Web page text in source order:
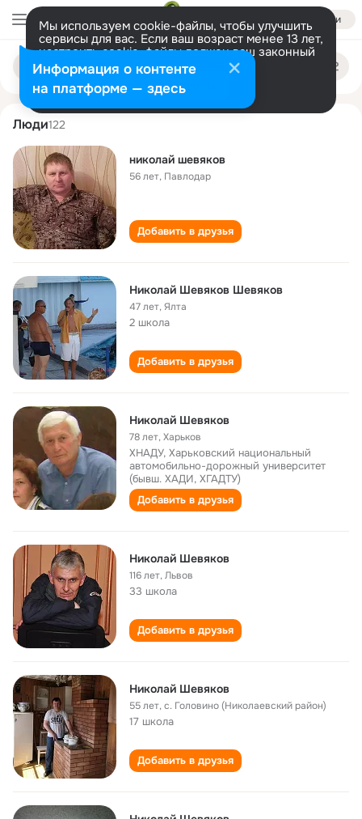
Войти
Мы используем cookie-файлы, чтобы улучшить
сервисы для вас. Если ваш возраст менее 13 лет,
настроить cookie-файлы должен ваш законный
представитель. Больше информации
Разрешить все Настроить
Поиск
людям
nikolay shevyakov
Люди122
николай шевяков
56 лет, Павлодар
Добавить в друзья
Николай Шевяков Шевяков
47 лет,Ялта
2 школа
Добавить в друзья
Николай Шевяков
78 лет,Харьков
ХНАДУ, Харьковский национальный
автомобильно-дорожный университет
(бывш. ХАДИ, ХГАДТУ)
Добавить в друзья
Николай Шевяков
116 лет,Львов
33 школа
Добавить в друзья
Николай Шевяков
55 лет,с. Головино (Николаевский район)
17 школа
Добавить в друзья
Информация о контенте
на платформе — здесь